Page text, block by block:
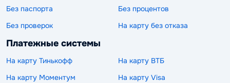
Без паспорта
Без процентов
Без проверок
На карту без отказа
Платежные системы
На карту Тинькофф
На карту ВТБ
На карту Моментум
На карту Visa